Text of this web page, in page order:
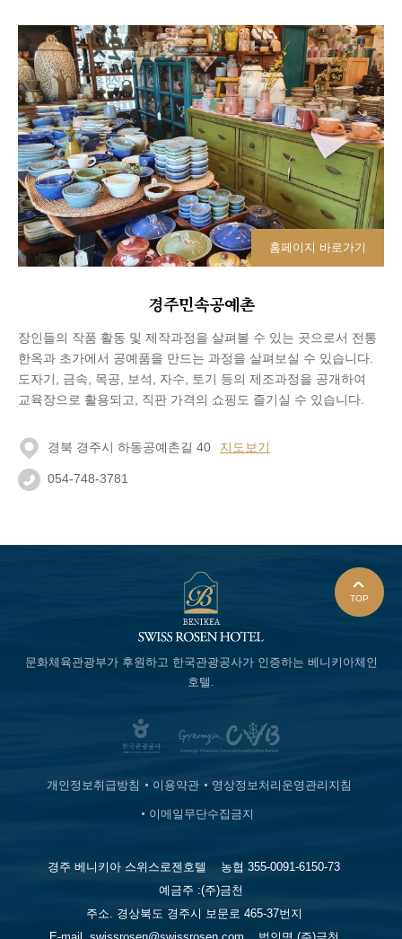
홈페이지 바로가기
경주민속공예촌
장인들의 작품 활동 및 제작과정을 살펴볼 수 있는 곳으로서 전통
한옥과 초가에서 공예품을 만드는 과정을 살펴보실 수 있습니다.
도자기, 금속, 목공, 보석, 자수, 토기 등의 제조과정을 공개하여
교육장으로 활용되고, 직판 가격의 쇼핑도 즐기실 수 있습니다.
경북 경주시 하동공예촌길 40 지도보기
054-748-3781
TOP
문화체육관광부가 후원하고 한국관광공사가 인증하는 베니키아체인
호텔.
개인정보취급방침 이용약관 영상정보처리운영관리지침
이메일무단수집금지
경주 베니키아 스위스로젠호텔
농협 355-0091-6150-73
예금주 :(주)금천
주소. 경상북도 경주시 보문로 465-37번지